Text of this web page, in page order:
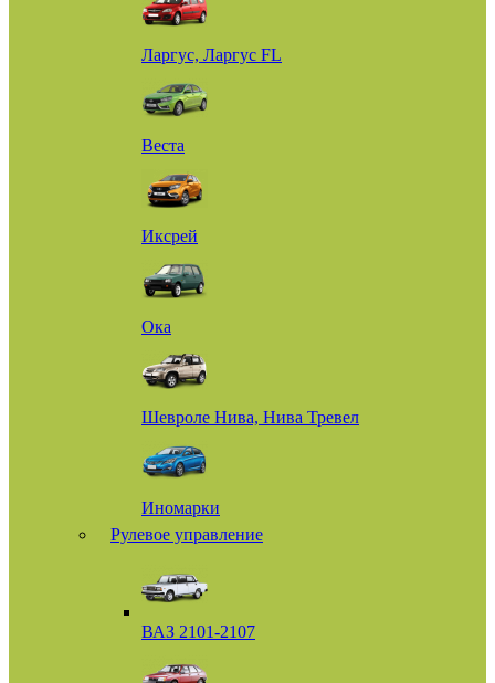
Ларгус, Ларгус FL
Веста
Иксрей
Ока
Шевроле Нива, Нива Тревел
Иномарки
Рулевое управление
ВАЗ 2101-2107